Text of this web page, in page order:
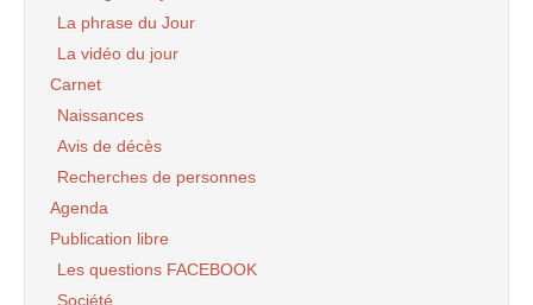
La phrase du Jour
La vidéo du jour
Carnet
Naissances
Avis de décès
Recherches de personnes
Agenda
Publication libre
Les questions FACEBOOK
Société